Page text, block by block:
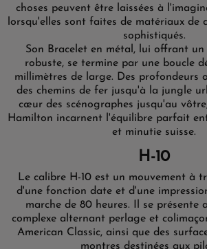
choses peuvent être laissées à
lorsqu'elles sont faites de matériaux de
sophistiqués.
Son Bracelet en métal, lui offrant un
robuste, se termine par une boucle
millimètres de large. Des profondeurs
des chemins de fer jusqu'à la jungle
cœur des scénographes jusqu'au
Hamilton incarnent l'équilibre parfait
et minutie suisse.
H-10
Le calibre H-10 est un mouvement à
d'une fonction date et d'une
marche de 80 heures. Il se présente
complexe alternant perlage et
American Classic, ainsi que des
montres destinées aux